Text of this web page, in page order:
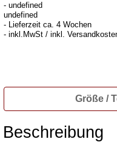
- undefined
undefined
- Lieferzeit ca. 4 Wochen
- inkl.MwSt / inkl.
Größe /
Beschreibung